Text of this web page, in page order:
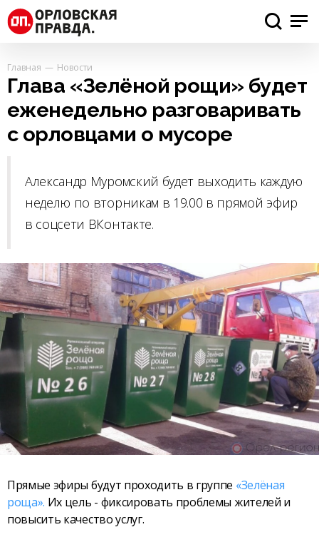
Главная Новости
Глава «Зелёной рощи» будет
еженедельно разговаривать
с орловцами о мусоре
Александр Муромский будет выходить каждую
неделю по вторникам в 19.00 в прямой эфир
в соцсети ВКонтакте.
Прямые эфиры будут проходить в группе «Зелёная
роща». Их цель - фиксировать проблемы жителей и
повысить качество услуг.